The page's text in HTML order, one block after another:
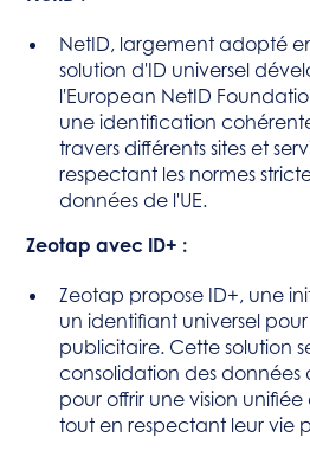
NetID, largement adopté
solution d'ID universel
l'European NetID
une identification
travers différents sites et
respectant les normes
données de l'UE.
Zeotap avec ID+ :
Zeotap propose ID+, une
un identifiant universel
publicitaire. Cette solution
consolidation des
pour offrir une vision
tout en respectant leur vie